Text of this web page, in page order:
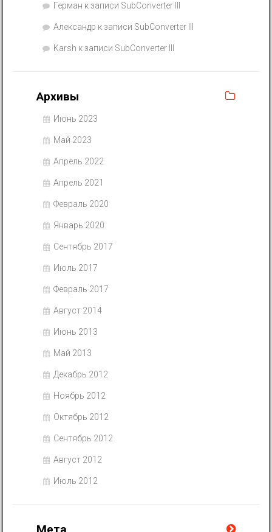
Герман к записи SubConverter III
Александр к записи SubConverter III
Karsh к записи SubConverter III
Архивы
Июнь 2023
Май 2023
Апрель 2022
Апрель 2021
Февраль 2020
Январь 2020
Сентябрь 2017
Июль 2017
Февраль 2017
Август 2014
Июнь 2013
Май 2013
Декабрь 2012
Ноябрь 2012
Октябрь 2012
Сентябрь 2012
Август 2012
Июль 2012